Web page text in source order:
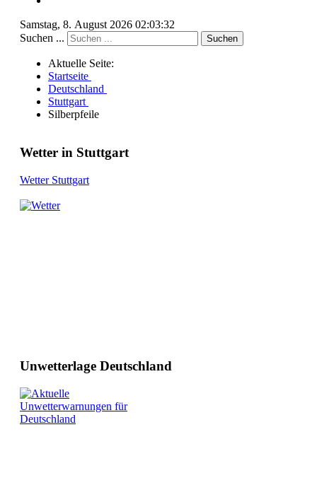
Samstag, 8. August 2026 02:03:32
Suchen ...
Suchen
Aktuelle Seite:
Startseite
Deutschland
Stuttgart
Silberpfeile
Wetter in Stuttgart
Wetter Stuttgart
Unwetterlage Deutschland